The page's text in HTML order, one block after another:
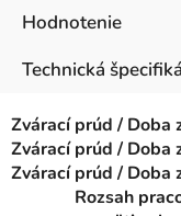
Hodnotenie
Technická
Zvárací prúd / Doba
Zvárací prúd / Doba
Zvárací prúd / Doba
Rozsah